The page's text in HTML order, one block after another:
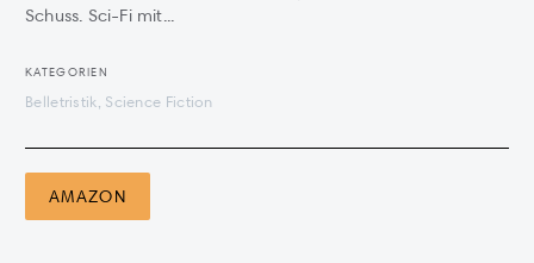
Schuss. Sci-Fi mit...
KATEGORIEN
Belletristik, Science Fiction
AMAZON